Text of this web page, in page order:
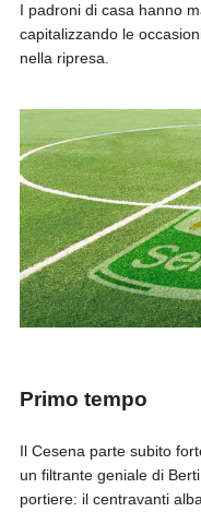
I padroni di casa hanno
capitalizzando le
nella ripresa.
Primo tempo
Il Cesena parte subito
un filtrante geniale di
portiere: il centravanti